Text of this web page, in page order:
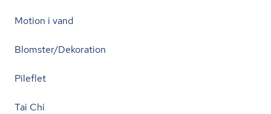
Motion i vand
Blomster/Dekoration
Pileflet
Tai Chi